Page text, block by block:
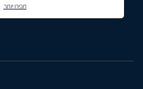
תכירו יותר